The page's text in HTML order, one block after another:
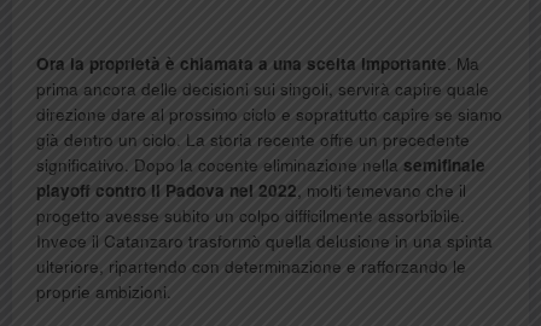
Ora la proprietà è chiamata a una scelta importante . Ma
prima ancora delle decisioni sui singoli, servirà capire quale
direzione dare al prossimo ciclo e soprattutto capire se siamo
già dentro un ciclo. La storia recente offre un precedente
significativo. Dopo la cocente eliminazione nella semifinale
playoff contro il Padova nel 2022 , molti temevano che il
progetto avesse subito un colpo difficilmente assorbibile.
Invece il Catanzaro trasformò quella delusione in una spinta
ulteriore, ripartendo con determinazione e rafforzando le
proprie ambizioni.